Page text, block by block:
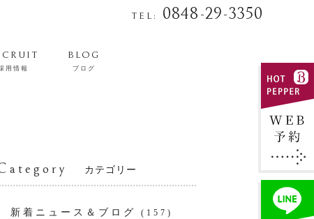
TEL: 0848-29-3350
用情報
BLOG
ブログ
カテゴリー
新着ニュース＆ブログ (157)